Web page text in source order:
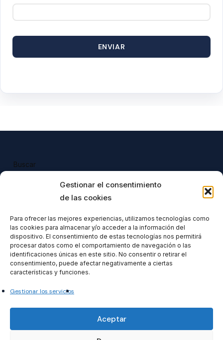
Gestionar el consentimiento
de las cookies
Para ofrecer las mejores experiencias, utilizamos tecnologías como
las cookies para almacenar y/o acceder a la información del
dispositivo. El consentimiento de estas tecnologías nos permitirá
procesar datos como el comportamiento de navegación o las
identificaciones únicas en este sitio. No consentir o retirar el
consentimiento, puede afectar negativamente a ciertas
características y funciones.
Gestionar los servicios
Aceptar
ENVIAR
Buscar
Todos nuestros productos tienen
incluido el IVA en su precio.